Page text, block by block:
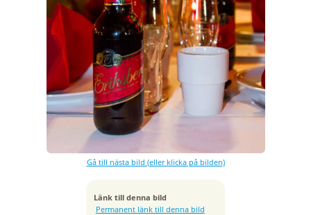
Gå till nästa bild (eller klicka på bilden)
Länk till denna bild
Permanent länk till denna bild
Exponeringstid
1/13 sek
Bländare
f/3.5
Kamera
Tagen
ISO
2000